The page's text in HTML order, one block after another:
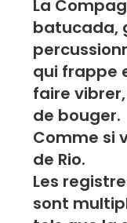
La
batucada,
qui frappe
faire
de bouger.
Comme si
de Rio.
Les
sont